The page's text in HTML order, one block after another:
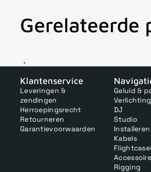
Gerelateerde
Klantenservice
Leveringen &
zendingen
Herroepingsrecht
Retourneren
Garantievoorwaarden
Geluid &
Verlichting
DJ
Studio
Installeren
Kabels
Rigging